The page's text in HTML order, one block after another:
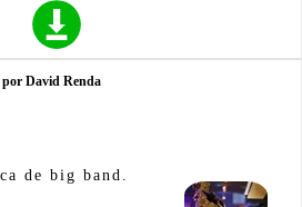
por David Renda
de big band.